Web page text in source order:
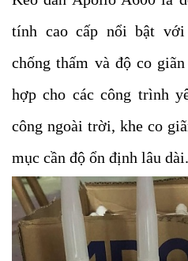
tính cao cấp nổi bật
chống thấm và độ co
hợp cho các công trình
công ngoài trời, khe co
mục cần độ ổn định lâu dài.